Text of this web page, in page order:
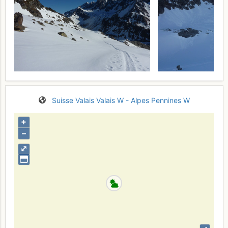
Suisse Valais Valais W - Alpes Pennines W
⤢
+
–